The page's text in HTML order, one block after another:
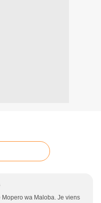
wa Maloba. Je viens